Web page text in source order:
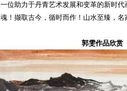
位助力于丹青艺术发展和变革的新时
！撷取古今，循时而作！山水至臻，名
郭雯作品欣赏